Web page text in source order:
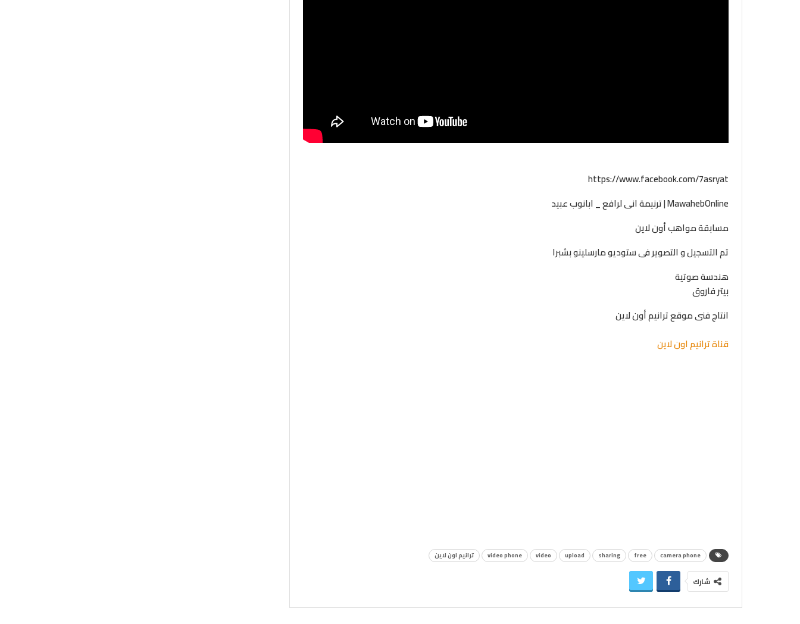
https://www.facebook.com/7asryat
MawahebOnline | ترنيمة انى لرافع _ ابانوب عبيد
مسابقة مواهب أون لاين
تم التسجيل و التصوير فى ستوديو مارسلينو بشبرا
هندسة صوتية
بيتر فاروق
انتاج فنى موقع ترانيم أون لاين
قناة ترانيم اون لاين
camera phone
free
sharing
upload
video
video phone ترانيم اون لاين
شارك